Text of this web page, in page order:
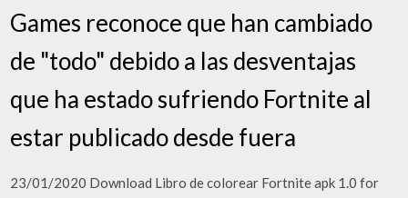
Games reconoce que han cambiado
de "todo" debido a las desventajas
que ha estado sufriendo Fortnite al
estar publicado desde fuera
23/01/2020 Download Libro de colorear Fortnite apk 1.0 for